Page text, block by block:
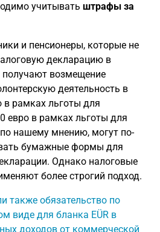
учитывать штрафы за
и пенсионеры, которые не
декларацию в
возмещение
деятельность в
в рамках льготы для
евро в рамках льготы для
по нашему мнению, могут по-
бумажные формы для
Однако налоговые
более строгий подход.
также обязательство по
виде для бланка EÜR в
доходов от коммерческой